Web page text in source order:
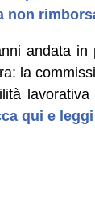
non
andata
la
qui e